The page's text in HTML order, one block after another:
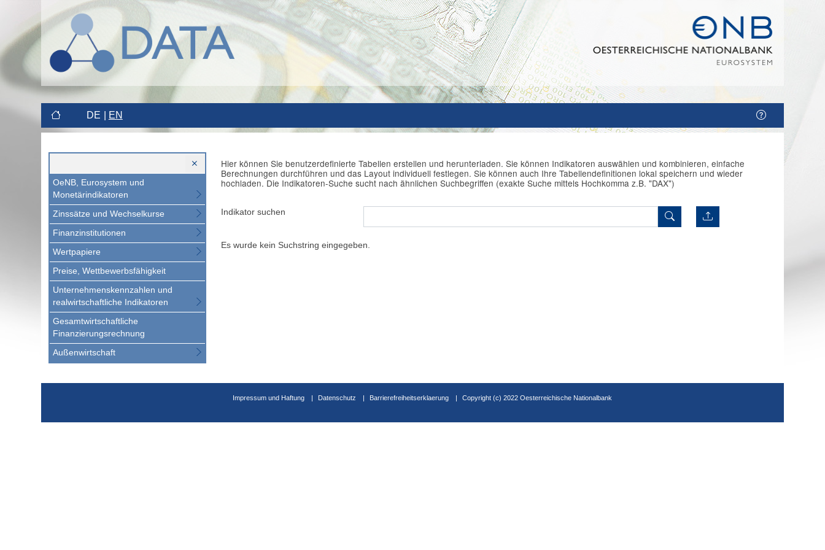
DE EN
OeNB, Eurosystem und
Monetärindikatoren
Zinssätze und Wechselkurse
Finanzinstitutionen
Wertpapiere
Preise, Wettbewerbsfähigkeit
Unternehmenskennzahlen und
realwirtschaftliche Indikatoren
Gesamtwirtschaftliche
Finanzierungsrechnung
Außenwirtschaft
Hier können Sie benutzerdefinierte Tabellen erstellen und herunterladen. Sie können Indikatoren auswählen und kombinieren, einfache
Berechnungen durchführen und das Layout individuell festlegen. Sie können auch Ihre Tabellendefinitionen lokal speichern und wieder
hochladen. Die Indikatoren-Suche sucht nach ähnlichen Suchbegriffen (exakte Suche mittels Hochkomma z.B. "DAX")
Indikator suchen
Es wurde kein Suchstring eingegeben.
Impressum und Haftung Datenschutz Barrierefreiheitserklaerung Copyright (c) 2022 Oesterreichische Nationalbank